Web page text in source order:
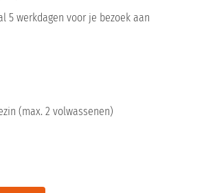
5 werkdagen voor je bezoek aan
(max. 2 volwassenen)